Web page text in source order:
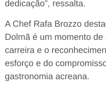
dedicação”, ressalta.
A Chef Rafa Brozzo
Dolmã é um momento
carreira e o
esforço e do
gastronomia acreana.